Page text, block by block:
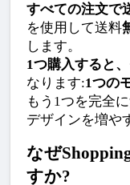
すべての注文で
を使用して送料
します。
1つ購入すると
なります:1つの
もう1つを完全
デザインを増や
なぜ
すか?